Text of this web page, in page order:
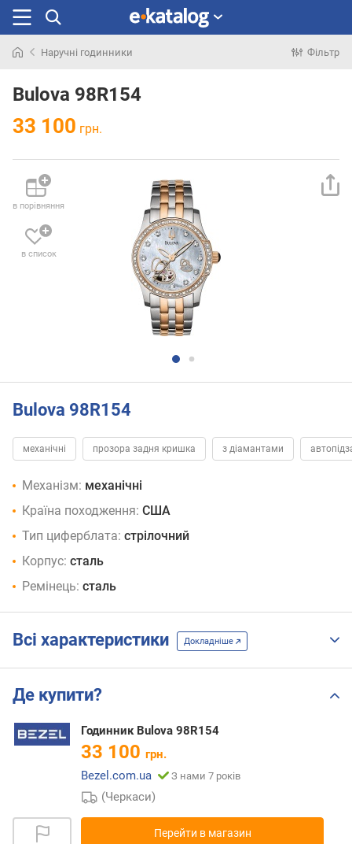
раніше
Наручні годинники Фільтр
Bulova 98R154
33 100 грн.
в порівняння
в список
Bulova 98R154
механічні прозора задня кришка з діамантами
Механізм: механічні
Країна походження: США
Тип циферблата: стрілочний
Корпус: сталь
Ремінець: сталь
Всі характеристики Докладніше
Де купити?
Годинник Bulova 98R154
33 100 грн.
Bezel.com.ua
З нами 7 років
(Черкаси)
Перейти в магазин